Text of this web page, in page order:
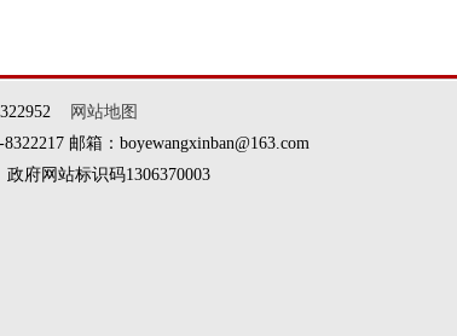
网站地图
邮箱：boyewangxinban@163.com
政府网站标识码1306370003